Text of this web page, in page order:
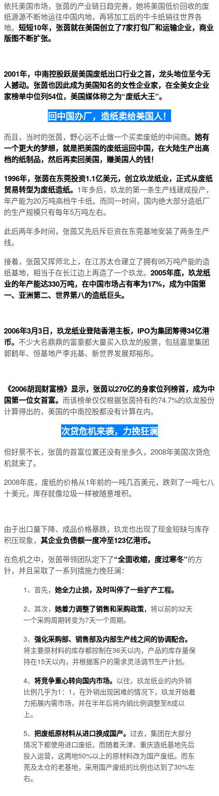
依托美国市场，张茵的产业链日趋完善，她将美国低价回收的废
纸源源不断地运往中国内地，再将加工后的牛卡纸销往世界各
地。 短短10年，张茵就在美国创立了7家打包厂和运输企业，商业
版图不断扩张。
2001年，中南控股跃居美国废纸出口行业之首，龙头地位至今无
人撼动。张茵也因此成为美国知名的女性企业家，在全美女企业
家榜单中位列54位，美国媒体称之为“废纸大王”。
回中国办厂，造纸卖给美国人！
而且，当时的张茵，野心远不止做一个买卖废纸的中间商。 她有
一个更大的梦想，就是把美国的废纸运回中国，在大陆生产出高
档的纸制品，然后再卖回美国，赚美国人的钱！
1996年，张茵在东莞投资1.1亿美元，创立玖龙纸业，正式从废纸
贸易转型为废纸造纸。 1年多后，玖龙的第一条生产线建成投产，
年产能为20万吨高档牛卡纸。而同一时间，国内绝大部分造纸厂
的生产规模只有每年5万吨左右。
此后两年多时间，张茵又先后斥巨资在东莞基地安装了两条生产
线。
接着，张茵又挥师北上，在江苏太仓建立了拥有95万吨产能的造
纸基地，相当于在长江边上再造了一个玖龙。 2005年底，玖龙纸
业的年产能达330万吨，在中国市场占有率为17%，成为中国第
一、亚洲第二、世界第八的造纸巨头。
2006年3月3日，玖龙纸业登陆香港主板，IPO为集团筹得34亿港
币。 不少大名鼎鼎的富豪都大量买入玖龙的股票，包括嘉里集团
郭鹤年、恒基地产李兆基、新世界发展郑裕彤。
《2006胡润财富榜》显示，张茵以270亿的身家位列榜首，成为中
国第一位女首富。 而该榜单仅仅根据张茵持有的74.7%的玖龙股份
计算得出的，美国的中南控股都没有计算在内。
次贷危机来袭，力挽狂澜
但好景不长，张茵的首富位置还没有坐多久，2008年美国次贷危
机就来了。
2008年底，废纸的价格从1年前的一吨几百美元，跌到了一吨七八
十美元，库存就像垃圾一样被随意堆积。
由于出口量下降、成品价格暴跌，玖龙也出现了现金短缺与库存
积压现象， 其企业负债额一度冲至123亿港币。
在危机之中，张茵带领团队定下了“全面收缩，度过寒冬”的方
针，并且采取了一系列措施力挽狂澜：
1、首先， 她全力止损，及时叫停了一些扩产工程。
2、其次， 她着力调整了销售和采购政策， 将以前的32天
一个采购周期转变为7天一个周期。
3、 强化采购部、销售部及内部生产线之间的协调配合。
将主要原材料的库存都控制在36天以内，产品的库存量保
持在15天以内，并根据客户的需求灵活调节生产计划。
4、 将竞争重心转向国内市场。 以往，玖龙纸业的内外销
比例几乎为1：1，在外销出现困难的情况下，玖龙开始着
力拓展内需市场，并在半年后将内销比例调整至8成以
上。
5、 把废纸原材料从进口换成国产。 过去，集团在大部分
情况下都使用进口废纸，而随着天津、重庆造纸基地先后
投入运营，这两地50%以上的原材料改为国产废纸。而东
莞及太仓的老基地，采用国产废纸的比例也达到了30%左
右。